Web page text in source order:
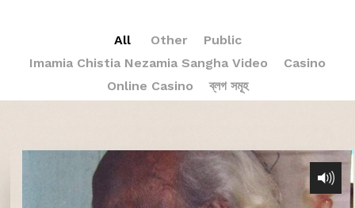
All Other
Public
Imamia Chistia Nezamia Sangha Video
Casino
Online Casino
ব্লগ সমূহ